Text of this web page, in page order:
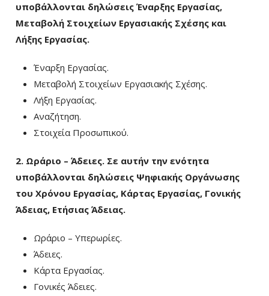
υποβάλλονται δηλώσεις Έναρξης Εργασίας,
Μεταβολή Στοιχείων Εργασιακής Σχέσης και
Λήξης Εργασίας.
Έναρξη Εργασίας.
Μεταβολή Στοιχείων Εργασιακής Σχέσης.
Λήξη Εργασίας.
Αναζήτηση.
Στοιχεία Προσωπικού.
2. Ωράριο – Άδειες. Σε αυτήν την ενότητα
υποβάλλονται δηλώσεις Ψηφιακής Οργάνωσης
του Χρόνου Εργασίας, Κάρτας Εργασίας, Γονικής
Άδειας, Ετήσιας Άδειας.
Ωράριο – Υπερωρίες.
Άδειες.
Κάρτα Εργασίας.
Γονικές Άδειες.